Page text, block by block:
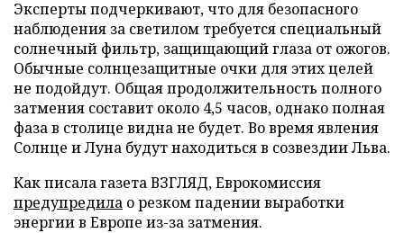
Эксперты подчеркивают, что для безопасного
наблюдения за светилом требуется специальный
солнечный фильтр, защищающий глаза от ожогов.
Обычные солнцезащитные очки для этих целей
не подойдут. Общая продолжительность полного
затмения составит около 4,5 часов, однако полная
фаза в столице видна не будет. Во время явления
Солнце и Луна будут находиться в созвездии Льва.
Как писала газета ВЗГЛЯД, Еврокомиссия
предупредила о резком падении выработки
энергии в Европе из-за затмения.